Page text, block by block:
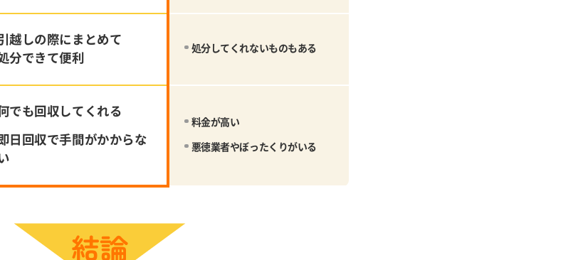
越しの際にまとめて
分できて便利
処分してくれないものもある
でも回収してくれる
日回収で手間がかからな
料金が高い
悪徳業者やぼったくりがいる